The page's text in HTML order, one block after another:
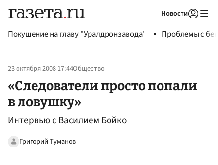
Новости
Покушение на главу "Уралдронзавода" Проблемы с
23 октября 2008 17:44Общество
«Следователи просто попали
в ловушку»
Интервью с Василием Бойко
Григорий Туманов